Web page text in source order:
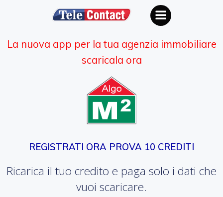
al
La nuova app per la tua agenzia immobiliare
scaricala ora
REGISTRATI ORA PROVA 10 CREDITI
Ricarica il tuo credito e paga solo i dati che
vuoi scaricare.